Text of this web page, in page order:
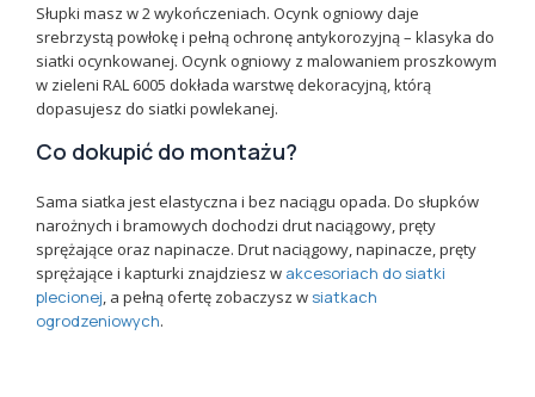
Słupki masz w 2 wykończeniach. Ocynk ogniowy daje
srebrzystą powłokę i pełną ochronę antykorozyjną – klasyka do
siatki ocynkowanej. Ocynk ogniowy z malowaniem proszkowym
w zieleni RAL 6005 dokłada warstwę dekoracyjną, którą
dopasujesz do siatki powlekanej.
Co dokupić do montażu?
Sama siatka jest elastyczna i bez naciągu opada. Do słupków
narożnych i bramowych dochodzi drut naciągowy, pręty
sprężające oraz napinacze. Drut naciągowy, napinacze, pręty
sprężające i kapturki znajdziesz w akcesoriach do siatki
plecionej, a pełną ofertę zobaczysz wsiatkach
ogrodzeniowych.